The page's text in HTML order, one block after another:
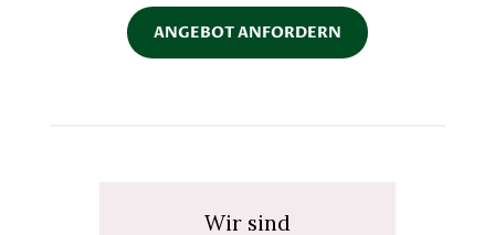
ANGEBOT ANFORDERN
Wir sind